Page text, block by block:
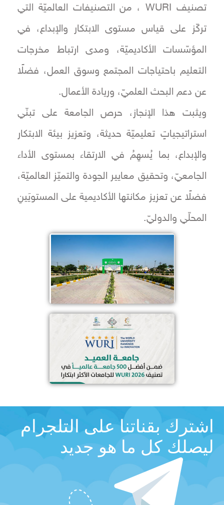
تصنيف WURI ، من التصنيفات العالميّة التي
تركّز على قياس مستوى الابتكار والإبداع، في
المؤسّسات الأكاديميّة، ومدى ارتباط مخرجات
التعليم باحتياجات المجتمع وسوق العمل، فضلًا
عن دعم البحث العلميّ، وريادة الأعمال.
ويثبت هذا الإنجاز، حرص الجامعة على تبنّي
استراتيجياتٍ تعليميّة حديثة، وتعزيز بيئة الابتكار
والإبداع، بما يُسهِمُ في الارتقاء بمستوى الأداء
الجامعيّ، وتحقيق معايير الجودة والتميّز العالميّة،
فضلًا عن تعزيز مكانتها الأكاديمية على المستويَينِ
المحلّي والدوليّ.
اشترك بقناتنا على التلجرام
ليصلك كل ما هو جديد